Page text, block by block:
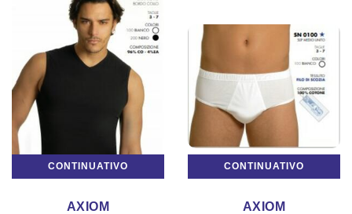
CONTINUATIVO
AXIOM
CONTINUATIVO
AXIOM